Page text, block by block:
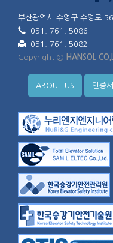
부산광역시 수영구 수영로
051. 761. 5086
051. 761. 5082
Copyright © HANSOL
ABOUT US 인증서